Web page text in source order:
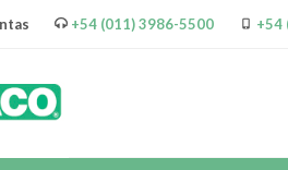
+54 (011) 3986-5500 +54